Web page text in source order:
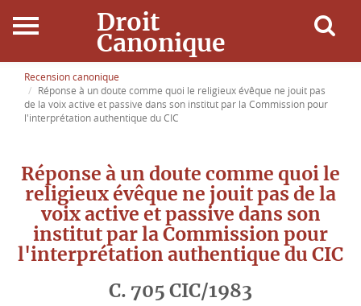
Droit
Canonique
Accueil
Droit Canonique
Ressources
Actualités
Connexion
Recension canonique
Réponse à un doute comme quoi le religieux évêque ne jouit pas
de la voix active et passive dans son institut par la Commission pour
l'interprétation authentique du CIC
Réponse à un doute comme quoi le
religieux évêque ne jouit pas de la
voix active et passive dans son
institut par la Commission pour
l'interprétation authentique du CIC
C. 705 CIC/1983